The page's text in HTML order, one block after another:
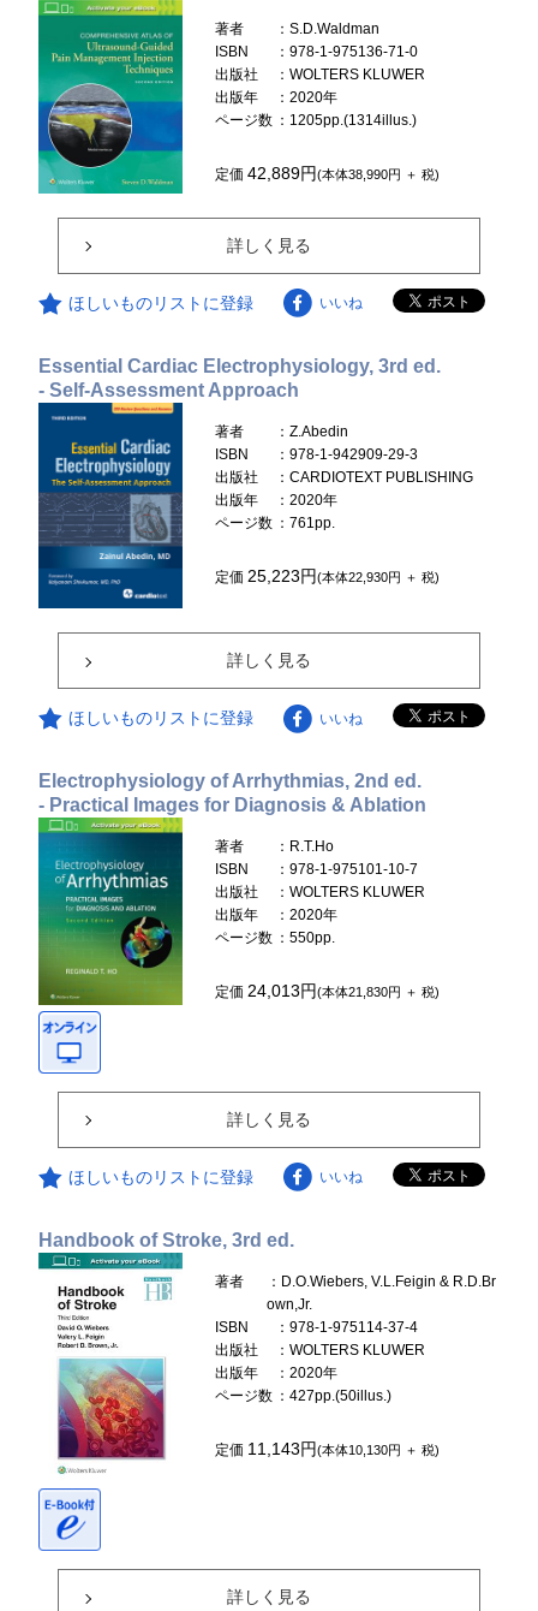
著者
：S.D.Waldman
ISBN
：978-1-975136-71-0
出版社
：WOLTERS KLUWER
出版年
：2020年
ページ数 ：1205pp.(1314illus.)
定価42,889円(本体38,990円 ＋ 税)
詳しく見る
ほしいものリストに登録 いいね
Essential Cardiac Electrophysiology, 3rd ed.
- Self-Assessment Approach
著者
：Z.Abedin
ISBN
：978-1-942909-29-3
出版社
：CARDIOTEXT PUBLISHING
出版年
：2020年
ページ数 ：761pp.
定価 25,223円(本体22,930円 ＋ 税)
詳しく見る
ほしいものリストに登録 いいね
Electrophysiology of Arrhythmias, 2nd ed.
- Practical Images for Diagnosis & Ablation
著者
：R.T.Ho
ISBN
：978-1-975101-10-7
出版社
：WOLTERS KLUWER
出版年
：2020年
ページ数 ：550pp.
定価24,013円(本体21,830円 ＋ 税)
詳しく見る
ほしいものリストに登録 いいね
Handbook of Stroke, 3rd ed.
著者
：D.O.Wiebers, V.L.Feigin & R.D.Br
own,Jr.
ISBN
：978-1-975114-37-4
出版社
：WOLTERS KLUWER
出版年
：2020年
ページ数 ：427pp.(50illus.)
定価 11,143円(本体10,130円 ＋ 税)
詳しく見る